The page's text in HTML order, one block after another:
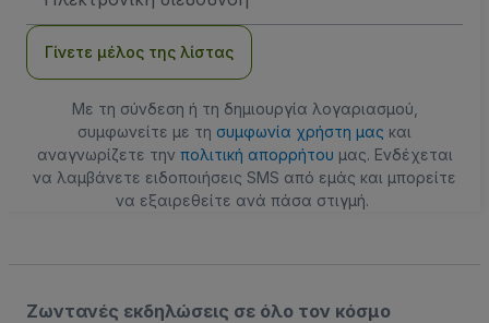
Γίνετε μέλος της λίστας
Με τη σύνδεση ή τη δημιουργία λογαριασμού,
συμφωνείτε με τη συμφωνία χρήστη μας και
αναγνωρίζετε την πολιτική απορρήτου μας. Ενδέχεται
να λαμβάνετε ειδοποιήσεις SMS από εμάς και μπορείτε
να εξαιρεθείτε ανά πάσα στιγμή.
Ζωντανές εκδηλώσεις σε όλο τον κόσμο